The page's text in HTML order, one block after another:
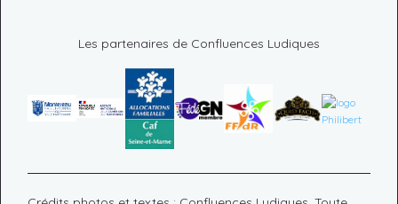
Les partenaires de Confluences Ludiques